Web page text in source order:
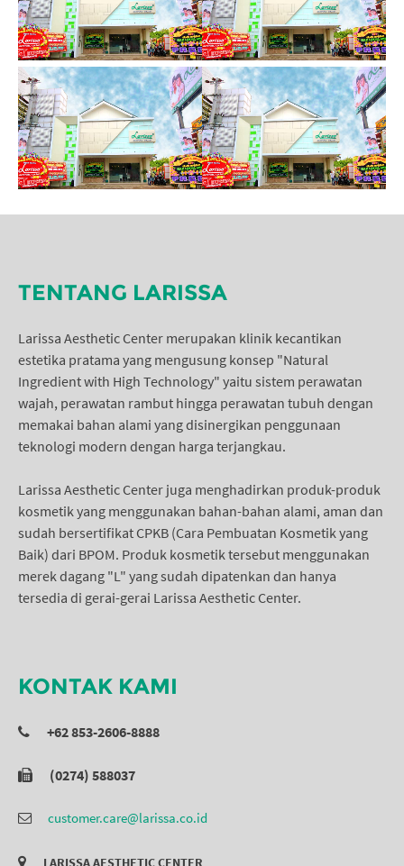
TENTANG LARISSA
Larissa Aesthetic Center merupakan klinik kecantikan
estetika pratama yang mengusung konsep "Natural
Ingredient with High Technology" yaitu sistem perawatan
wajah, perawatan rambut hingga perawatan tubuh dengan
memakai bahan alami yang disinergikan penggunaan
teknologi modern dengan harga terjangkau.
Larissa Aesthetic Center juga menghadirkan produk-produk
kosmetik yang menggunakan bahan-bahan alami, aman dan
sudah bersertifikat CPKB (Cara Pembuatan Kosmetik yang
Baik) dari BPOM. Produk kosmetik tersebut menggunakan
merek dagang "L" yang sudah dipatenkan dan hanya
tersedia di gerai-gerai Larissa Aesthetic Center.
KONTAK KAMI
+62 853-2606-8888
(0274) 588037
customer.care@larissa.co.id
LARISSA AESTHETIC CENTER